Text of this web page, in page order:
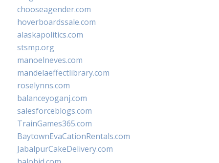
chooseagender.com
hoverboardssale.com
alaskapolitics.com
stsmp.org
manoelneves.com
mandelaeffectlibrary.com
roselynns.com
balanceyoganj.com
salesforceblogs.com
TrainGames365.com
BaytownEvaCationRentals.com
JabalpurCakeDelivery.com